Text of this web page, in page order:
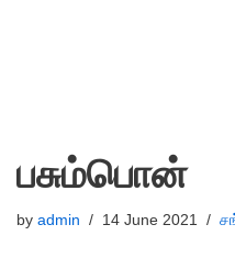
பசும்பொன்
by admin 14 June 2021